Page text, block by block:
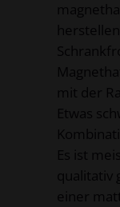
mit der
Etwas
Es ist
qualitativ
einer